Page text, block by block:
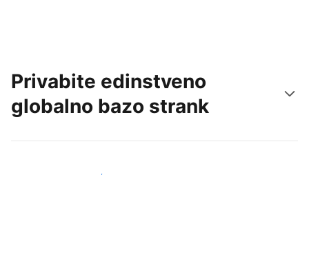
Privabite edinstveno
globalno bazo strank
Pridobite nove goste še danes